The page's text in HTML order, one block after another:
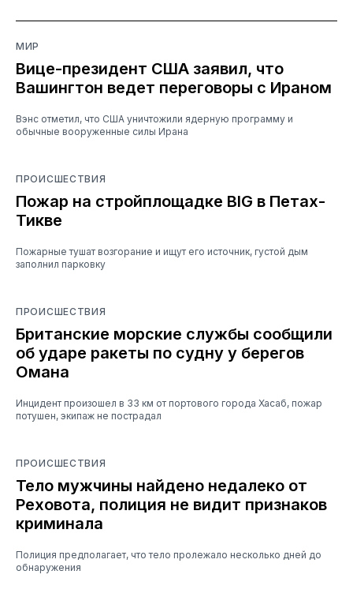
МИР
Вице-президент США заявил, что
Вашингтон ведет переговоры с Ираном
Вэнс отметил, что США уничтожили ядерную программу и
обычные вооруженные силы Ирана
ПРОИСШЕСТВИЯ
Пожар на стройплощадке BIG в Петах-
Тикве
Пожарные тушат возгорание и ищут его источник, густой дым
заполнил парковку
ПРОИСШЕСТВИЯ
Британские морские службы сообщили
об ударе ракеты по судну у берегов
Омана
Инцидент произошел в 33 км от портового города Хасаб, пожар
потушен, экипаж не пострадал
ПРОИСШЕСТВИЯ
Тело мужчины найдено недалеко от
Реховота, полиция не видит признаков
криминала
Полиция предполагает, что тело пролежало несколько дней до
обнаружения